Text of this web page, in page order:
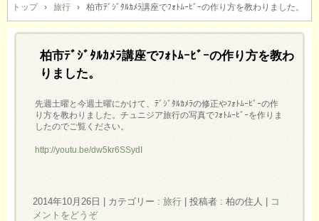
ン
テ
ン
トップ › 旅行 › 柏市ﾃﾞｼﾞﾀﾙｶﾒﾗ講座でﾌｫﾄﾑｰﾋﾞｰの作り方を教わりました。
柏市ﾃﾞｼﾞﾀﾙｶﾒﾗ講座でﾌｫﾄﾑｰﾋﾞｰの作り方を教わ
りました。
先週土曜と今週土曜にかけて、ﾃﾞｼﾞﾀﾙｶﾒﾗの修正やﾌｫﾄﾑｰﾋﾞｰの作
り方を教わりました。チュニジア旅行の写真でﾌｫﾄﾑｰﾋﾞｰを作りま
したのでご覧ください。
http://youtu.be/dw5kr6SSydI
2014年10月26日 | カテゴリー : 旅行 | 投稿者 : 柏の住人 | コ
メントをどうぞ